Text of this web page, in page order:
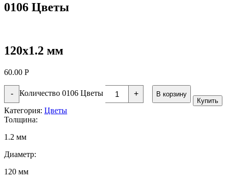
0106 Цветы
120х1.2 мм
60.00 Р
- Количество 0106 Цветы +
В корзину
Купить
Категория: Цветы
Толщина:
1.2 мм
Диаметр:
120 мм